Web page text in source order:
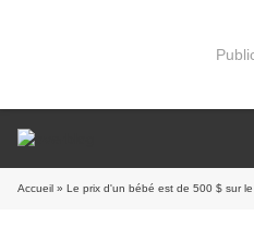
Accueil » Le prix d'un bébé est de 500 $ sur le